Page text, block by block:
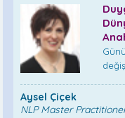
Aysel Çiçek
NLP Master